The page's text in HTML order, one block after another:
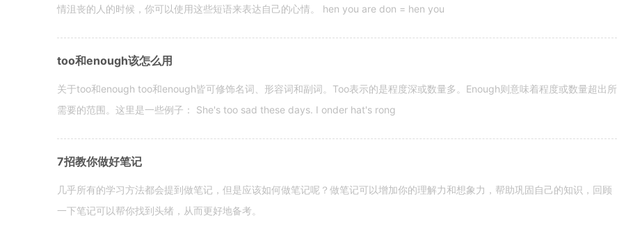
情沮丧的人的时候，你可以使用这些短语来表达自己的心情。 hen you are don = hen you
too和enough该怎么用
关于too和enough too和enough皆可修饰名词、形容词和副词。Too表示的是程度深或数量多。Enough则意味着程度或数量超出所
需要的范围。这里是一些例子： She's too sad these days. I onder hat's rong
7招教你做好笔记
几乎所有的学习方法都会提到做笔记，但是应该如何做笔记呢？做笔记可以增加你的理解力和想象力，帮助巩固自己的知识，回顾
一下笔记可以帮你找到头绪，从而更好地备考。